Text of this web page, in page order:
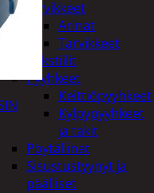
tarvikkeet
Arinat
Tarvikkeet
Kodintekstiilit
Pyyhkeet
Keittiöpyyhkeet
Kylpypyyhkeet
ja takit
Pöytäliinat
Sisustustyynyt ja
päälliset